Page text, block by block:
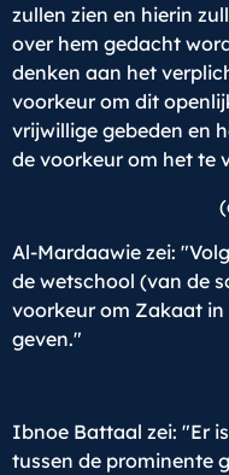
zullen zien en hierin
over hem gedacht
denken aan het
voorkeur om dit
vrijwillige gebeden en
de voorkeur om het te
Al-Mardaawie zei:
de wetschool (van de
voorkeur om Zakaat
geven."
Ibnoe Battaal zei: "Er
tussen de prominente